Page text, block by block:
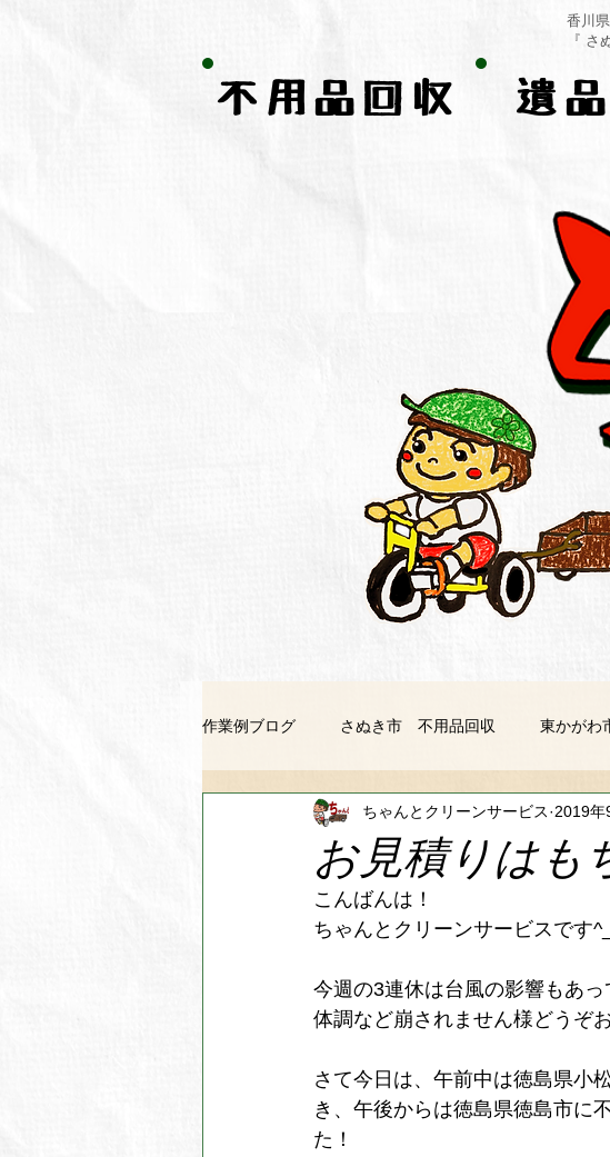
不用品回収
香川
『
遺
作業例ブログ さぬき市 不用品回収 東かが
善通寺市 不用品回収 坂出市 不用品回収
徳島市 不用品回収
東みよし町 不用品回収 鳴門市 不用品回収
お見積りはも
ちゃんとクリーンサービス 2019年
こんばんは！
ちゃんとクリーンサービスです
今週の3連休は台風の影響もあ
体調など崩されません様どうぞ
さて今日は、午前中は徳島県小
き、午後からは徳島県徳島市に
た！